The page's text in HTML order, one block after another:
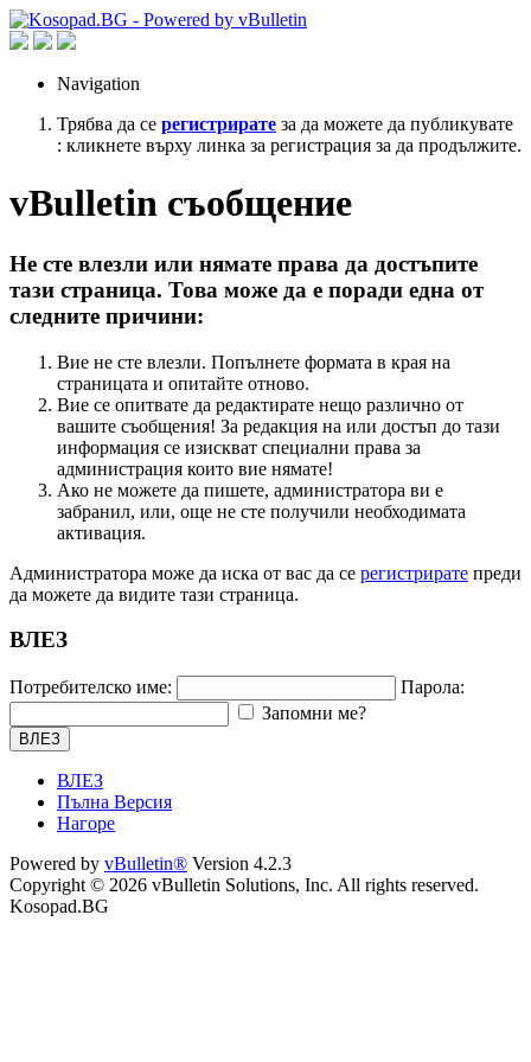
Navigation
Трябва да се регистрирате за да можете да публикувате
: кликнете върху линка за регистрация за да продължите.
vBulletin съобщение
Не сте влезли или нямате права да достъпите
тази страница. Това може да е поради една от
следните причини:
Вие не сте влезли. Попълнете формата в края на
страницата и опитайте отново.
Вие се опитвате да редактирате нещо различно от
вашите съобщения! За редакция на или достъп до тази
информация се изискват специални права за
администрация които вие нямате!
Ако не можете да пишете, администратора ви е
забранил, или, още не сте получили необходимата
активация.
Администратора може да иска от вас да се регистрирате преди
да можете да видите тази страница.
ВЛЕЗ
Потребителско име:
Парола:
Запомни ме?
ВЛЕЗ
ВЛЕЗ
Пълна Версия
Нагоре
Powered by vBulletin® Version 4.2.3
Copyright © 2026 vBulletin Solutions, Inc. All rights reserved.
Kosopad.BG